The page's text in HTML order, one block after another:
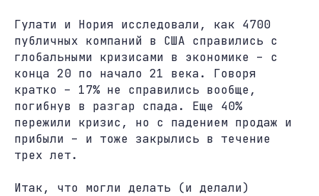
Гулати и Нория исследовали, как 4700
публичных компаний в США справились с
глобальными кризисами в экономике – с
конца 20 по начало 21 века. Говоря
кратко – 17% не справились вообще,
погибнув в разгар спада. Еще 40%
пережили кризис, но с падением продаж и
прибыли – и тоже закрылись в течение
трех лет.
Итак, что могли делать (и делали)